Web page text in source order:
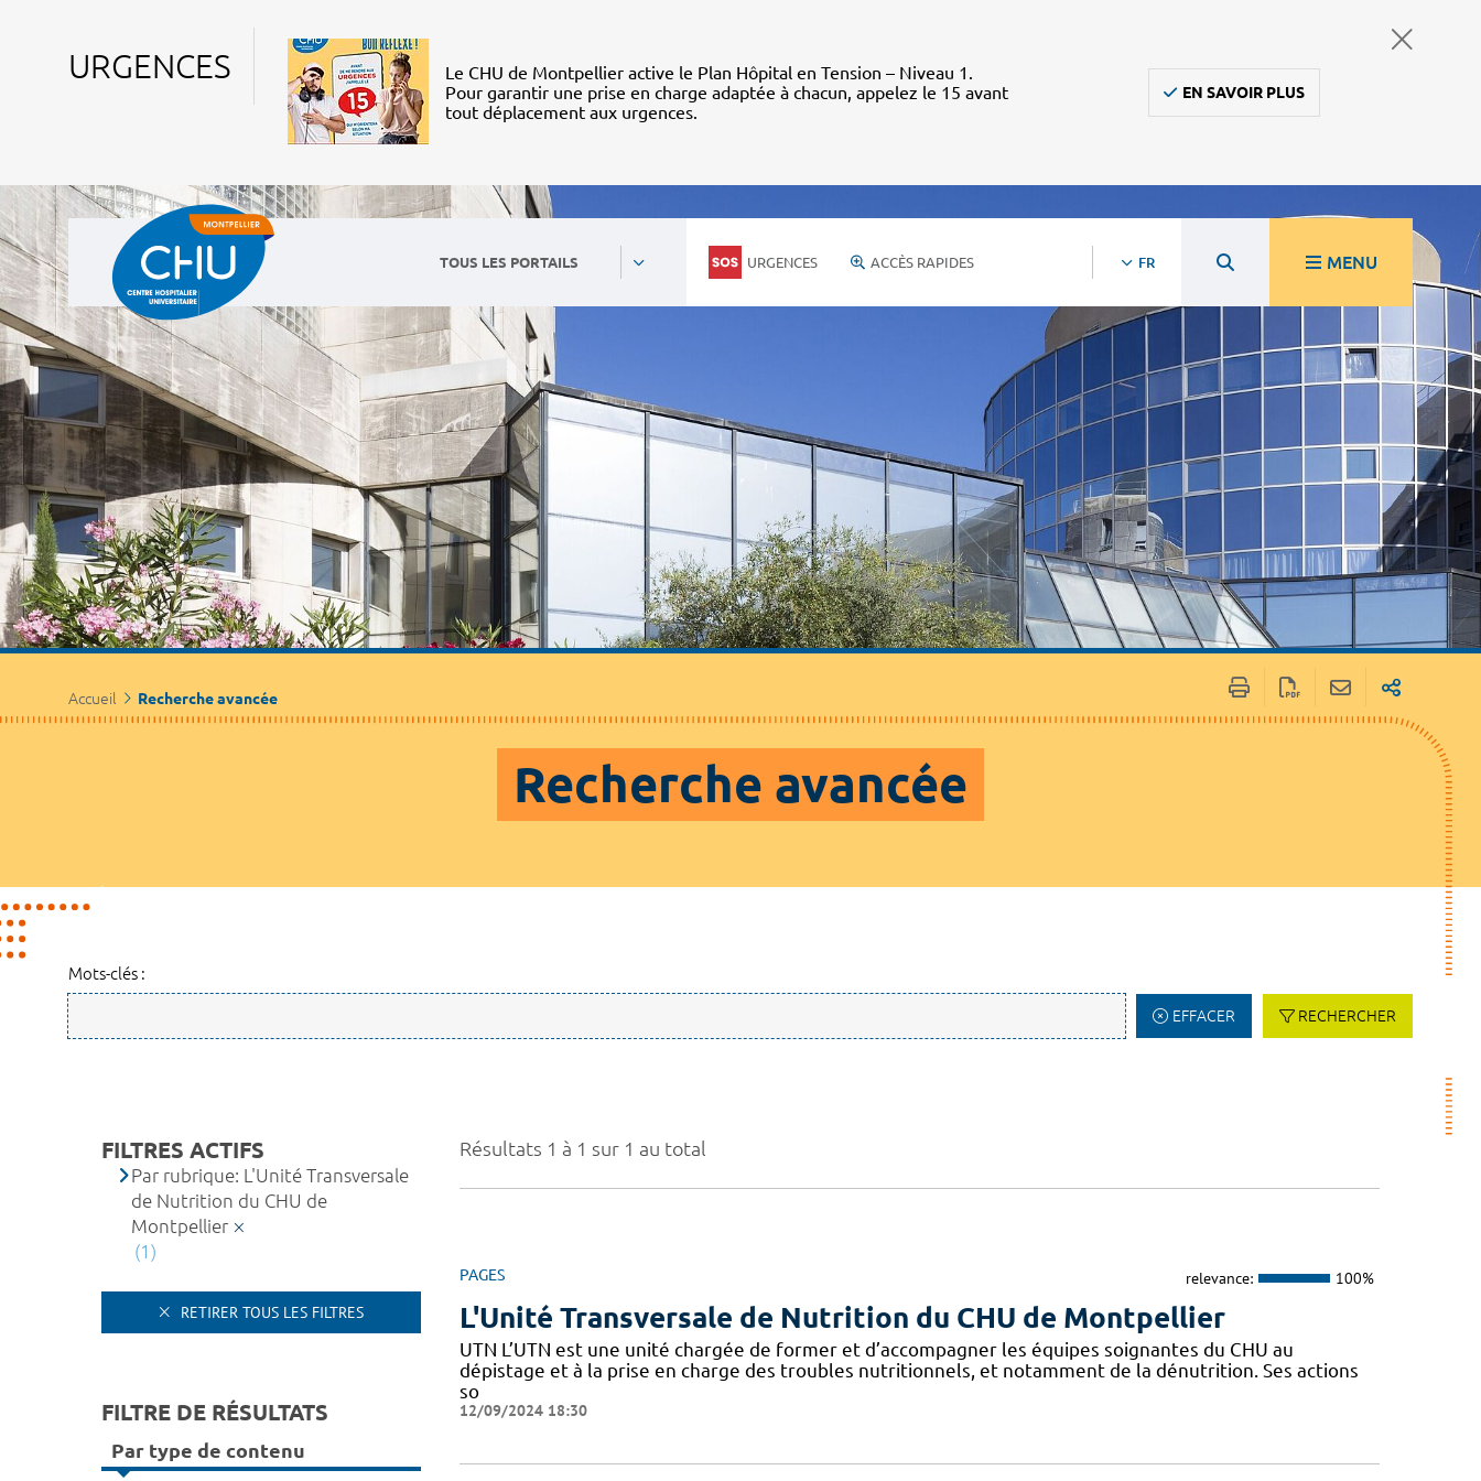
URGENCES
Le CHU de Montpellier active le Plan Hôpital en Tension – Niveau 1.
Pour garantir une prise en charge adaptée à chacun, appelez le 15 avant
tout déplacement aux urgences.
EN SAVOIR PLUS
TOUS LES PORTAILS URGENCES ACCÈS RAPIDES FR MENU
Accueil Recherche avancée
Recherche avancée
Mots-clés :
EFFACER RECHERCHER
Résultats 1 à 1 sur 1 au total
PAGES relevance: 100%
L'Unité Transversale de Nutrition du CHU de Montpellier
UTN L’UTN est une unité chargée de former et d’accompagner les équipes soignantes du CHU au
dépistage et à la prise en charge des troubles nutritionnels, et notamment de la dénutrition. Ses actions
so
12/09/2024 18:30
FILTRES ACTIFS
Par rubrique: L'Unité Transversale
de Nutrition du CHU de
Montpellier
(1)
RETIRER TOUS LES FILTRES
FILTRE DE RÉSULTATS
Par type de contenu